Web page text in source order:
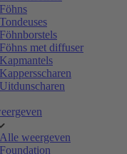
Föhns
Tondeuses
Föhnborstels
Föhns met diffuser
Kapmantels
Kappersscharen
Uitdunscharen
Alle weergeven
Foundation